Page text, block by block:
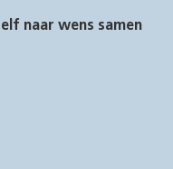
naar wens samen